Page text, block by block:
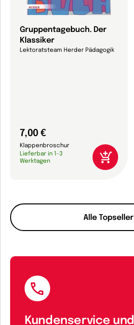
Alle Topseller
Gruppentagebuch. Der
Klassiker
Lektoratsteam Herder Pädagogik
7,00 €
Klappenbroschur
Lieferbar in 1-3
Werktagen
Kundenservice und